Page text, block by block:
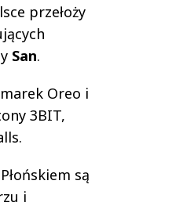
przełoży
San.
Oreo i
3BIT,
są
i